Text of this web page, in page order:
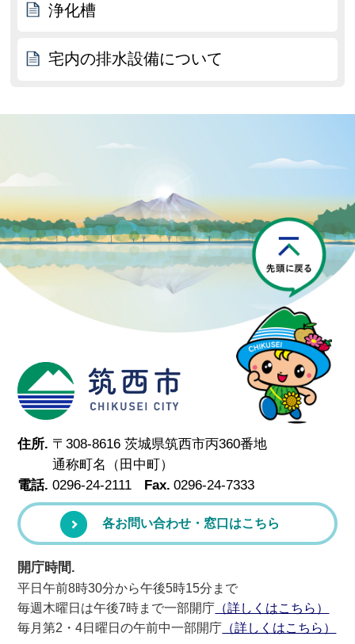
浄化槽
宅内の排水設備について
筑西市
住所. 〒308-8616 茨城県筑西市丙360番地
通称町名（田中町）
電話. 0296-24-2111 Fax. 0296-24-7333
各お問い合わせ・窓口はこちら
開庁時間.
平日午前8時30分から午後5時15分まで
毎週木曜日は午後7時まで一部開庁 （詳しくはこちら）
毎月第2・4日曜日の午前中一部開庁 （詳しくはこちら）